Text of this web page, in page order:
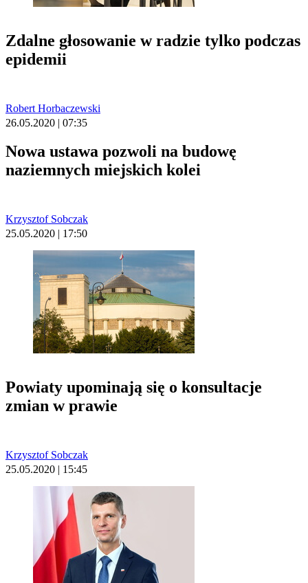
Zdalne głosowanie w radzie tylko podczas
epidemii
Robert Horbaczewski
26.05.2020 | 07:35
Nowa ustawa pozwoli na budowę
naziemnych miejskich kolei
Krzysztof Sobczak
25.05.2020 | 17:50
Powiaty upominają się o konsultacje
zmian w prawie
Krzysztof Sobczak
25.05.2020 | 15:45